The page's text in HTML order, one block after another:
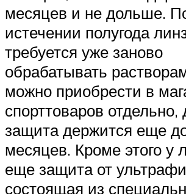
месяцев и не дольше.
истечении полугода
требуется уже заново
обрабатывать
можно приобрести в
спорттоваров отдельно,
защита держится еще
месяцев. Кроме этого у
еще защита от
состоящая из